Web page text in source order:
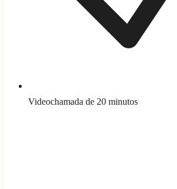
Videochamada de 20 minutos